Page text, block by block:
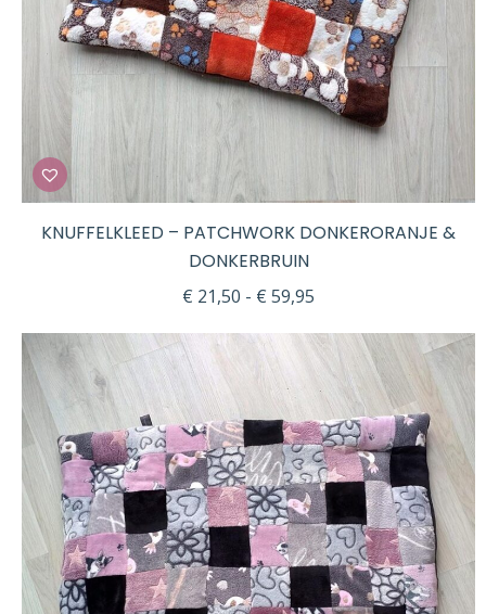
KNUFFELKLEED – PATCHWORK DONKERORANJE &
DONKERBRUIN
€ 21,50 - € 59,95
tot
€ 59,95